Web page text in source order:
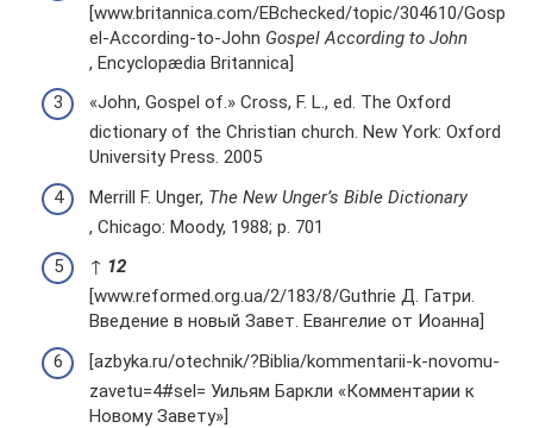
[www.britannica.com/EBchecked/topic/304610/Gosp
el-According-to-John Gospel According to John
, Encyclopædia Britannica]
«John, Gospel of.» Cross, F. L., ed. The Oxford
dictionary of the Christian church. New York: Oxford
University Press. 2005
Merrill F. Unger, The New Unger’s Bible Dictionary
, Chicago: Moody, 1988; p. 701
↑ 12
[www.reformed.org.ua/2/183/8/Guthrie Д. Гатри.
Введение в новый Завет. Евангелие от Иоанна]
[azbyka.ru/otechnik/?Biblia/kommentarii-k-novomu-
zavetu=4#sel= Уильям Баркли «Комментарии к
Новому Завету»]